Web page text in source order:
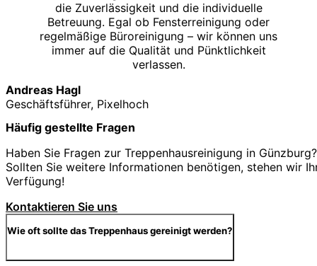
die Zuverlässigkeit und die individuelle
Betreuung. Egal ob Fensterreinigung oder
regelmäßige Büroreinigung – wir können uns
immer auf die Qualität und Pünktlichkeit
verlassen.
Andreas Hagl
Geschäftsführer, Pixelhoch
Häufig gestellte Fragen
Haben Sie Fragen zur Treppenhausreinigung in
Sollten Sie weitere Informationen benötigen, stehen wir
Verfügung!
Kontaktieren Sie uns
Wie oft sollte das Treppenhaus gereinigt werden?